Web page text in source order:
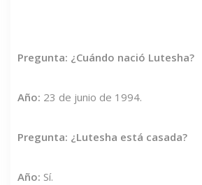
Pregunta: ¿Cuándo nació Lutesha?
Año: 23 de junio de 1994.
Pregunta: ¿Lutesha está casada?
Año: Sí.